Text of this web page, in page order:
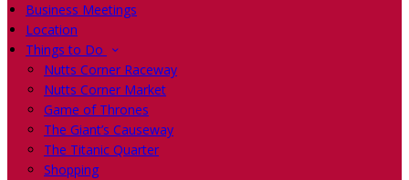
Business Meetings
Location
Things to Do
Nutts Corner Raceway
Nutts Corner Market
Game of Thrones
The Giant’s Causeway
The Titanic Quarter
Shopping